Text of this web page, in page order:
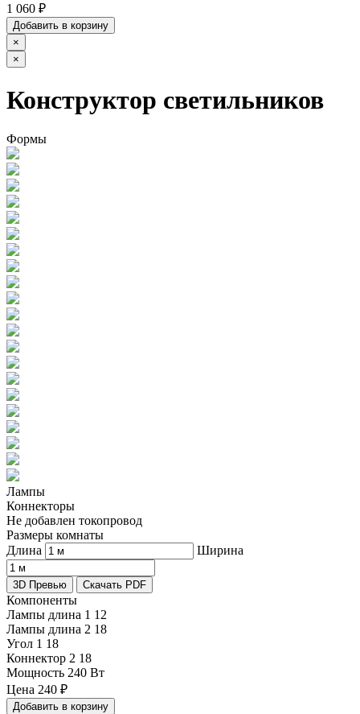
1 060 ₽
Добавить в корзину
×
×
Конструктор светильников
Формы
Лампы
Коннекторы
Не добавлен токопровод
Размеры комнаты
Длина
Ширина
3D Превью Скачать PDF
Компоненты
Лампы длина 1 12
Лампы длина 2 18
Угол 1 18
Коннектор 2 18
Мощность 240 Вт
Цена 240 ₽
Добавить в корзину